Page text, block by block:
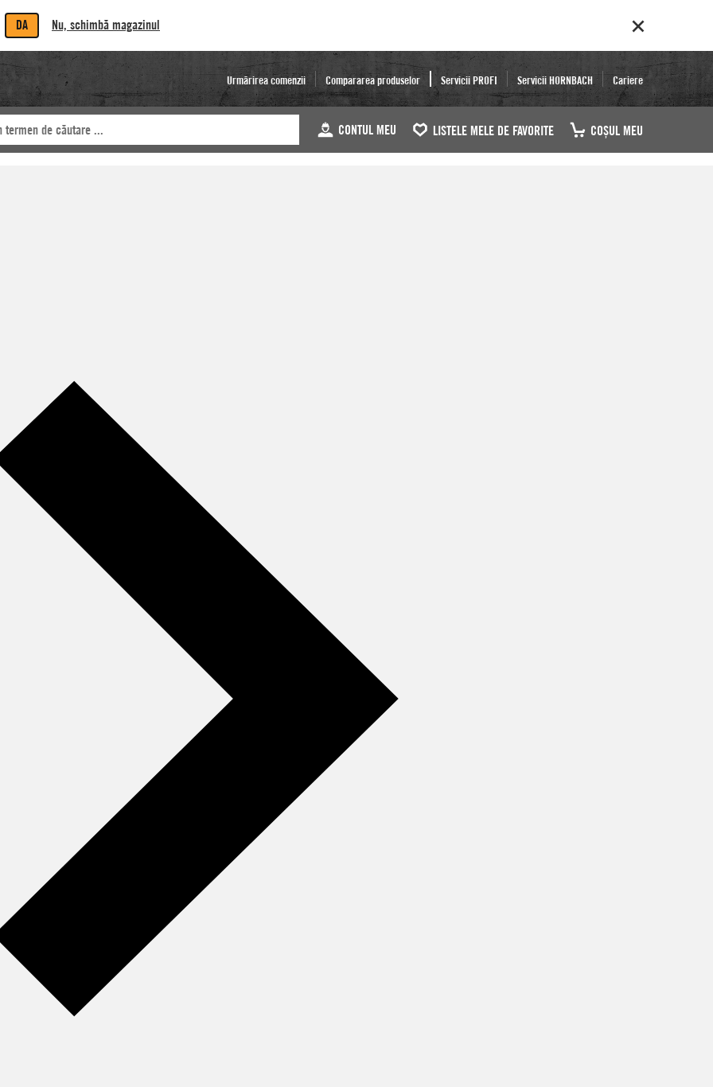
DA Nu, schimbă magazinul
Urmărirea comenzii Compararea produselor Servicii PROFI Servicii HORNBACH Cariere
CONTUL MEU LISTELE MELE DE FAVORITE COŞUL MEU